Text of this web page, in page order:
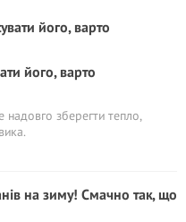
його, варто
зберегти тепло,